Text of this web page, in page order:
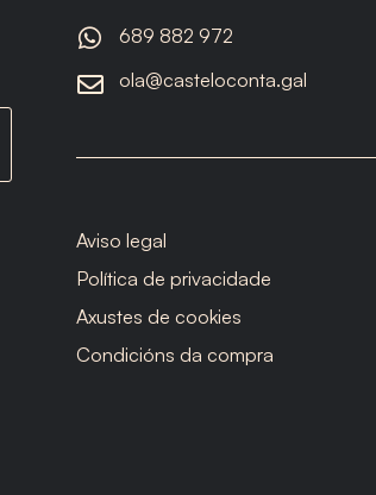
689 882 972
ola@casteloconta.gal
Aviso legal
Política de privacidade
Axustes de cookies
Condicións da compra